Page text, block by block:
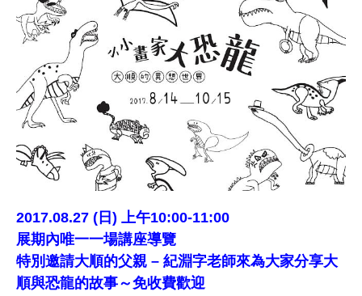
2017.08.27 (日) 上午10:00-11:00
展期內唯一一場講座導覽
特別邀請大順的父親 – 紀淵字老師來為大家分享大
順與恐龍的故事～免收費歡迎